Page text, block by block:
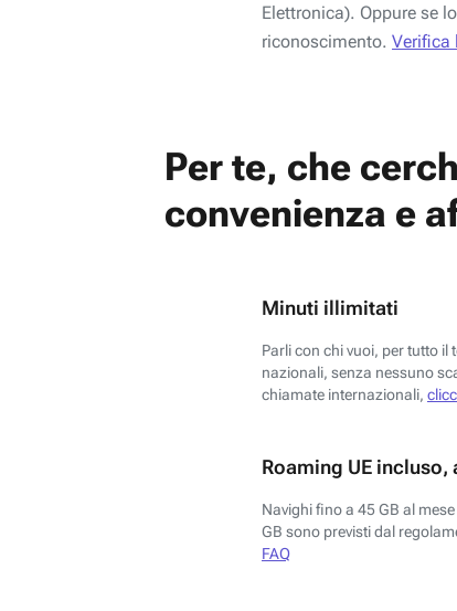
Elettronica). Oppure se
riconoscimento. Verifica
Per te, che
convenienza e
Minuti illimitati
Parli con chi vuoi, per tutto il
nazionali, senza nessuno
chiamate internazionali,
Roaming UE incluso,
Navighi fino a 45 GB al
GB sono previsti dal
FAQ